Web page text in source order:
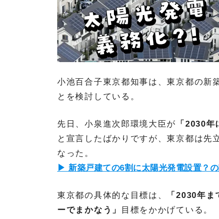
小池百合子東京都知事は、東京都の新
とを検討している。
先日、小泉進次郎環境大臣が
「2030
と宣言したばかりですが、東京都は先
なった。
▶ 新築戸建ての6割に太陽光発電設置？
東京都の具体的な目標は、
「2030年
ーでまかなう」
目標をかかげている。